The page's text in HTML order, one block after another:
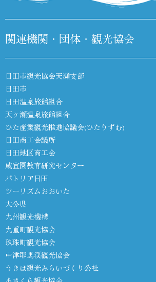
関連機関・団体・観光協会
日田市観光協会天瀬支部
日田市
日田温泉旅館組合
天ヶ瀬温泉旅館組合
ひた産業観光推進協議会(ひたりずむ)
日田商工会議所
日田地区商工会
咸宜園教育研究センター
パトリア日田
ツーリズムおおいた
大分県
九州観光機構
九重町観光協会
玖珠町観光協会
中津耶馬渓観光協会
うきは観光みらいづくり公社